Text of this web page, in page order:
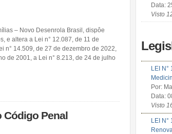
– Novo Desenrola Brasil, dispôe
e altera a Lei n° 12.087, de 11 de
n° 14.509, de 27 de dezembro de 2022,
de 2001, a Lei n° 8.213, de 24 de julho
Código Penal
Data:
Visto
LEI
Por:
Data:
Visto
LEI